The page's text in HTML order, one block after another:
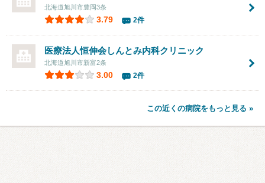
北海道旭川市豊岡3条
3.79 2件
医療法人恒伸会しんとみ内科クリニック
北海道旭川市新富2条
3.00 2件
この近くの病院をもっと見る »